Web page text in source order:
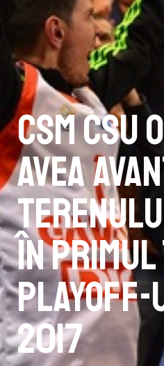
CSM
avea
în
playoff-
2017